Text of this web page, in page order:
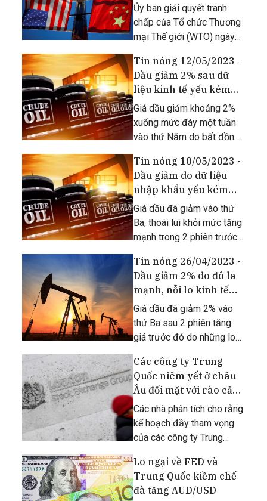
doanh số bán hàng tại thị
trường Trung Quốc,
Ủy ban giải quyết tranh
chấp của Tổ chức Thương
mại Thế giới (WTO) ngày
hiện thấy Trung Quốc hành
động không phù hợp cho
nghĩa vụ của tổ chức này,
khi áp đặt thuế bổ sung
đối với
Tin nóng 12/05/2023 -
Dầu giảm 2% sau dữ
liệu kinh tế yếu kém
của Mỹ và Trung Quốc
Giá dầu giảm khoảng 2%
xuống mức đáy một tuần
vào thứ Năm do bất đồng
làm xáo trộn nền kinh tế
của quốc gia tiêu thụ dầu
lớn nhất thế giới.
Tin nóng 10/05/2023 -
Dầu giảm do dữ liệu
nhập khẩu yếu kém
của Trung Quốc, vấn
đề kinh tế của Mỹ
Giá dầu đã giảm vào thứ
Ba, thoái lui khỏi mức tăng
mạnh trong 2 phiên trước
Tin nóng 26/04/2023 -
Dầu giảm 2% do đô la
mạnh, nỗi lo kinh tế
lấn át hy vọng từ
Trung Quốc
Giá dầu đã giảm 2% vào
thứ Ba sau 2 phiên tăng
giá trước đó do những lo
toàn cầu và đồng đô la
mạnh hơn lấn át hy vọng về
nhu cầu cao hơn từ Trung
Quốc và kỳ vọng giảm dự
trữ dầu thô của Mỹ.
Các công ty Trung
Quốc niêm yết ở châu
Âu đối mặt với rào cản
thanh khoản
Các nhà phân tích cho rằng
kế hoạch đầy tham vọng
của các công ty Trung
trường chứng khoán
London (Anh) và Zurich
(Đức) cần được điều chỉnh.
Lo ngại về FED và
Trung Quốc kiềm chế
đà tăng AUD/USD